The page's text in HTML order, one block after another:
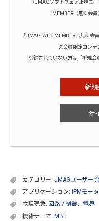
『JMAGソフトウェア正規ユ
MEMBER（無料会員
『JMAG WEB MEMBER（無料会
の会員限定コンテ
登録されていない方は「新規会
新規
サ
カテゴリー: JMAGユーザー
アプリケーション: IPMモータ
物理現象: 回路 / 制御、 電界
技術テーマ: MBD